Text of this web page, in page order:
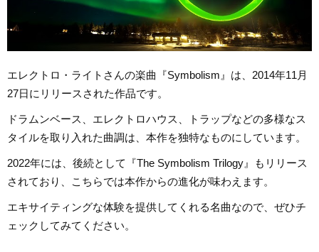
エレクトロ・ライトさんの楽曲『Symbolism』は、2014年11月
27日にリリースされた作品です。
ドラムンベース、エレクトロハウス、トラップなどの多様なス
タイルを取り入れた曲調は、本作を独特なものにしています。
2022年には、後続として『The Symbolism Trilogy』もリリース
されており、こちらでは本作からの進化が味わえます。
エキサイティングな体験を提供してくれる名曲なので、ぜひチ
ェックしてみてください。